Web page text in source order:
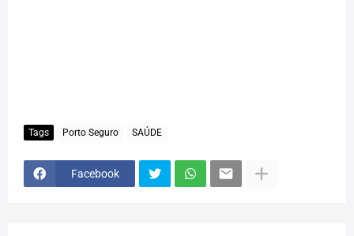
Tags Porto Seguro SAÚDE
Facebook